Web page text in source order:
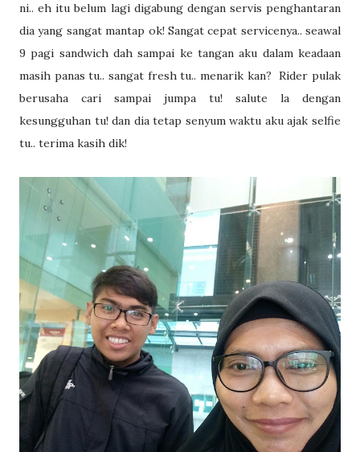
ni.. eh itu belum lagi digabung dengan servis penghantaran
dia yang sangat mantap ok! Sangat cepat servicenya.. seawal
9 pagi sandwich dah sampai ke tangan aku dalam keadaan
masih panas tu.. sangat fresh tu.. menarik kan? Rider pulak
berusaha cari sampai jumpa tu! salute la dengan
kesungguhan tu! dan dia tetap senyum waktu aku ajak selfie
tu.. terima kasih dik!